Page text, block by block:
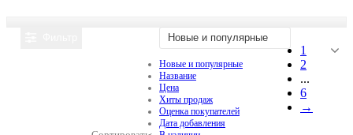
Новые и популярные
Новые и популярные
Название
Цена
Хиты продаж
Оценка покупателей
Дата добавления
1
2
...
6
→